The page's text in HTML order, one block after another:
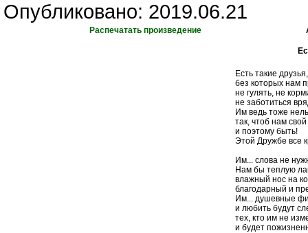
Опубликовано: 2019.06.21
Распечатать произведение
Есть такие друзья,
без которых нам
не гулять, не
не заботиться
Им ведь тоже
так, чтоб нам
и поэтому быть!
Этой Дружбе все
Им... слова не
Нам бы теплую
влажный нос на
благодарный и
Им... душевные
и любить будут
тех, кто им не
и будет